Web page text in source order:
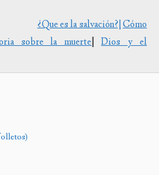
¿Que es la salvación?|Cómo
sobre la muerte|
Dios y el